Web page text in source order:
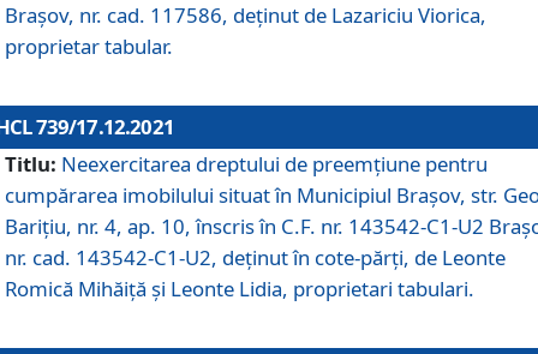
Brașov, nr. cad. 117586, deținut de Lazariciu Viorica,
proprietar tabular.
739/17.12.2021
Titlu: Neexercitarea dreptului de preemţiune pentru
cumpărarea imobilului situat în Municipiul Braşov, str.
Barițiu, nr. 4, ap. 10, înscris în C.F. nr. 143542-C1-U2
nr. cad. 143542-C1-U2, deținut în cote-părți, de Leonte
Romică Mihăiță și Leonte Lidia, proprietari tabulari.